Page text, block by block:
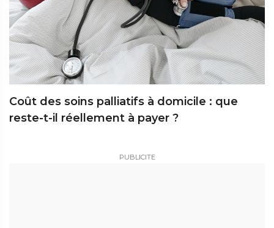
Coût des soins palliatifs à domicile : que
reste-t-il réellement à payer ?